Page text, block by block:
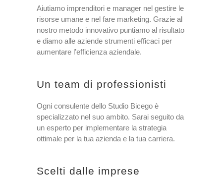
Aiutiamo imprenditori e manager nel gestire le
risorse umane e nel fare marketing. Grazie al
nostro metodo innovativo puntiamo al risultato
e diamo alle aziende strumenti efficaci per
aumentare l’efficienza aziendale.
Un team di professionisti
Ogni consulente dello Studio Bicego è
specializzato nel suo ambito. Sarai seguito da
un esperto per implementare la strategia
ottimale per la tua azienda e la tua carriera.
Scelti dalle imprese